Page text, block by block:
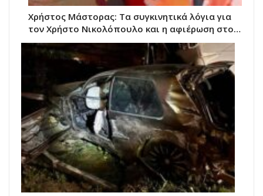
Χρήστος Μάστορας: Τα συγκινητικά λόγια για
τον Χρήστο Νικολόπουλο και η αφιέρωση στο…